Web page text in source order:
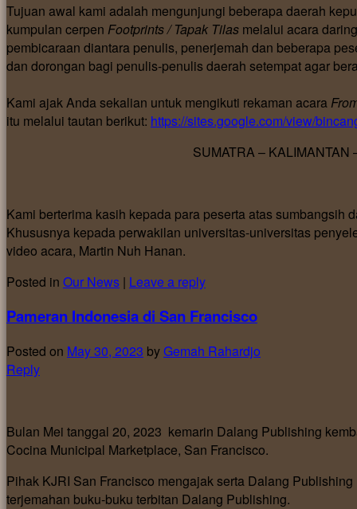
Tujuan awal kami adalah mengunjungi beberapa daerah
kumpulan cerpen Footprints / Tapak Tilas melalui acara
pembicaraan diantara penulis, penerjemah dan beberapa
dan dorongan bagi penulis-penulis daerah setempat agar
Kami ajak Anda sekalian untuk mengikuti rekaman acara
itu melalui tautan berikut: https://sites.google.com/view/
SUMATRA – KALIMANTAN
Kami berterima kasih kepada para peserta atas
Khususnya kepada perwakilan universitas-universitas
video acara, Martin Nuh Hanan.
Posted in Our News | Leave a reply
Pameran Indonesia di San Francisco
Posted on May 30, 2023 byGemah Rahardjo
Reply
Bulan Mei tanggal 20, 2023 kemarin Dalang Publishing
Cocina Municipal Marketplace, San Francisco.
Pihak KJRI San Francisco mengajak serta Dalang
terjemahan buku-buku terbitan Dalang Publishing.